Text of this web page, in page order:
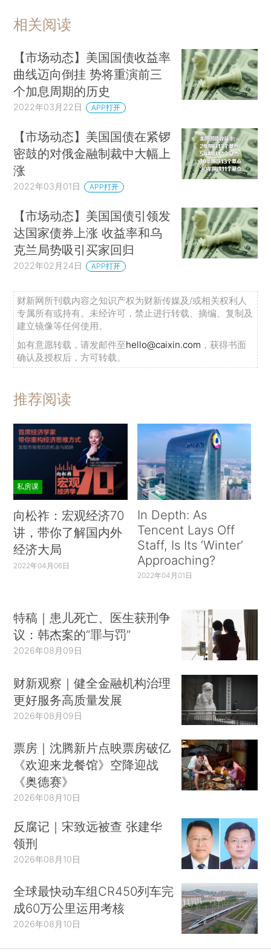
相关阅读
【市场动态】美国国债收益率
曲线迈向倒挂 势将重演前三
个加息周期的历史
2022年03月22日 APP打开
【市场动态】美国国债在紧锣
密鼓的对俄金融制裁中大幅上
涨
2022年03月01日 APP打开
【市场动态】美国国债引领发
达国家债券上涨 收益率和乌
克兰局势吸引买家回归
2022年02月24日 APP打开
财新网所刊载内容之知识产权为财新传媒及/或相关权利人
专属所有或持有。未经许可，禁止进行转载、摘编、复制及
建立镜像等任何使用。
如有意愿转载，请发邮件至hello@caixin.com ，获得书面
确认及授权后，方可转载。
推荐阅读
私房课
向松祚：宏观经济70
讲，带你了解国内外
经济大局
2022年04月06日
In Depth: As
Tencent Lays Off
Staff, Is Its ‘Winter’
Approaching?
2022年04月01日
特稿｜患儿死亡、医生获刑争
议：韩杰案的“罪与罚”
2026年08月09日
财新观察｜健全金融机构治理
更好服务高质量发展
2026年08月09日
票房｜沈腾新片点映票房破亿
《欢迎来龙餐馆》空降迎战
《奥德赛》
2026年08月10日
反腐记｜宋致远被查 张建华
领刑
2026年08月10日
全球最快动车组CR450列车完
成60万公里运用考核
2026年08月10日